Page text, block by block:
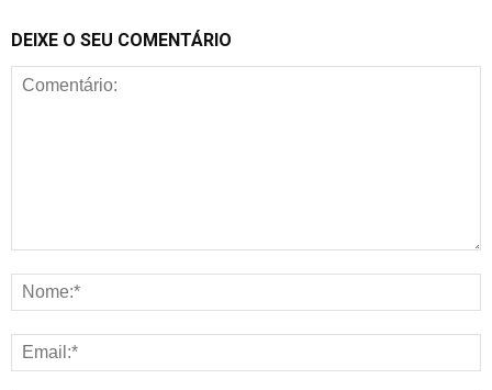
DEIXE O SEU COMENTÁRIO